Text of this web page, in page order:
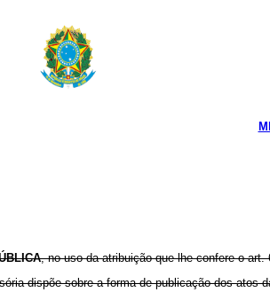
, no uso da atribuição que lhe confere o
dispõe sobre a forma de publicação dos atos